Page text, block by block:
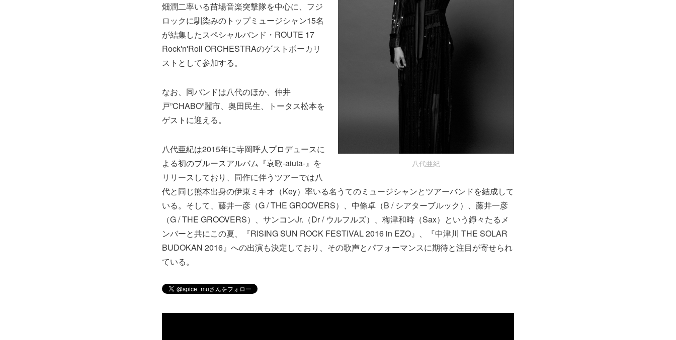
八代亜紀
畑潤二率いる苗場音楽突撃隊を中心に、フジ
ロックに馴染みのトップミュージシャン15名
が結集したスペシャルバンド・ROUTE 17
Rock'n'Roll ORCHESTRAのゲストボーカリ
ストとして参加する。
なお、同バンドは八代のほか、仲井
戸”CHABO”麗市、奥田民生、トータス松本を
ゲストに迎える。
八代亜紀は2015年に寺岡呼人プロデュースに
よる初のブルースアルバム『哀歌-aiuta-』を
リリースしており、同作に伴うツアーでは八
代と同じ熊本出身の伊東ミキオ（Key）率いる名うてのミュージシャンとツアーバンドを結成して
いる。そして、藤井一彦（G / THE GROOVERS）、中條卓（B / シアターブルック）、藤井一彦
（G / THE GROOVERS）、サンコンJr.（Dr / ウルフルズ）、梅津和時（Sax）という錚々たるメ
ンバーと共にこの夏、『RISING SUN ROCK FESTIVAL 2016 in EZO』、『中津川 THE SOLAR
BUDOKAN 2016』への出演も決定しており、その歌声とパフォーマンスに期待と注目が寄せられ
ている。